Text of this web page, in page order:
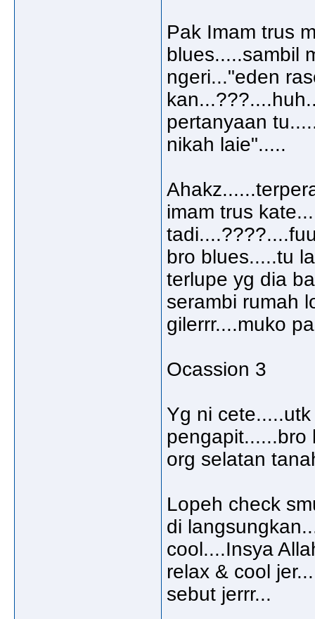
Pak Imam trus
blues.....sambil
ngeri..."eden
pertanyaan
nikah laie".....
imam trus
bro blues.....tu
terlupe yg dia
serambi rumah
gilerrr....muko
Ocassion 3
Yg ni
pengapit......bro
org selatan
Lopeh check
di
cool....Insya
relax & cool
sebut jerrr...